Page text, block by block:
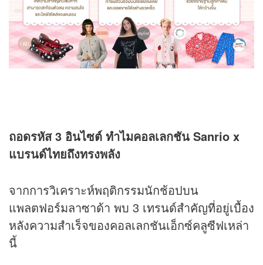
ถอดรหัส3 อินไซต์ ทำไมคอลเลกชัน Sanrio x
แบรนด์ไทยถึงทรงพลัง
จากการวิเคราะห์พฤติกรรมนักช้อปบน
แพลตฟอร์มลาซาด้า พบ 3 เทรนด์สำคัญที่อยู่เบื้อง
หลังความสำเร็จของคอลเลกชันเอ็กซ์คลูซีฟเหล่า
นี้